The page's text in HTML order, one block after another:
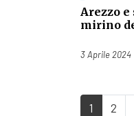
Arezzo
mirino
Pubblicato il
3 Aprile 2024
1 2